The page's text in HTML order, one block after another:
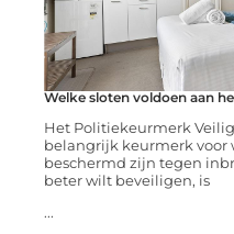
Welke sloten voldoen aan
Het Politiekeurmerk Veilig
belangrijk keurmerk
beschermd zijn tegen
beter wilt beveiligen, is
...